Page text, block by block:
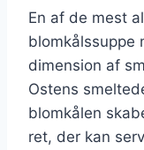
En af de mest
blomkålssuppe
dimension af
Ostens
blomkålen
ret, der kan